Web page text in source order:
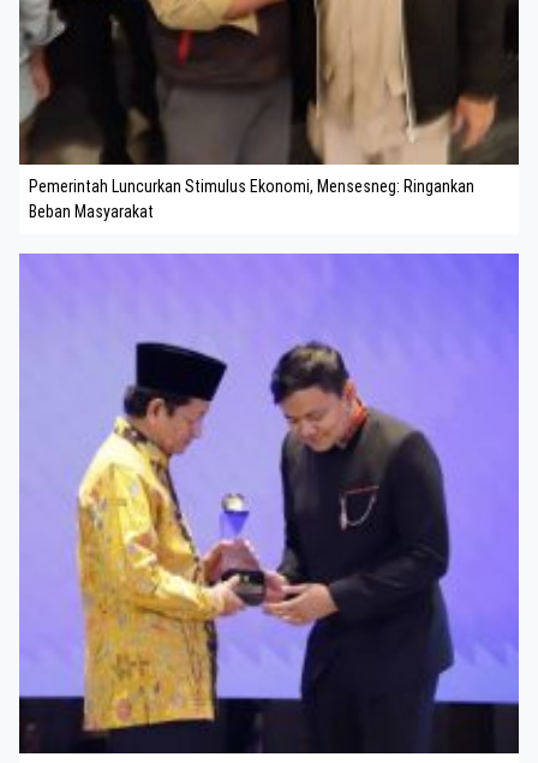
Pemerintah Luncurkan Stimulus Ekonomi, Mensesneg: Ringankan
Beban Masyarakat